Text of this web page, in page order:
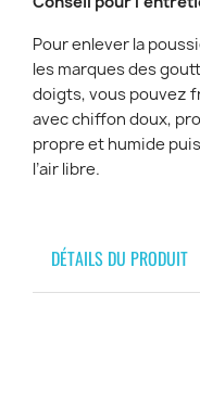
Pour enlever la
les marques des
doigts, vous pouvez
avec chiffon doux,
propre et humide
l’air libre.
DÉTAILS DU PRODUIT